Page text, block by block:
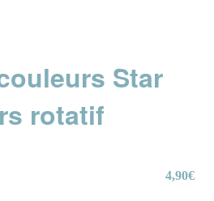
Star
rotatif
4,90€